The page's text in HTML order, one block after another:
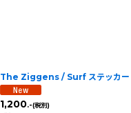
The Ziggens / Surf ステッカー
1,200.-(税別)